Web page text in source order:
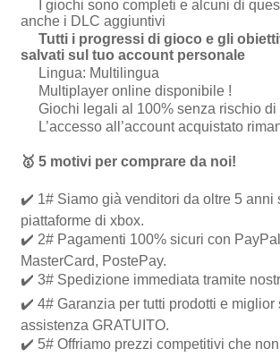
I giochi sono completi e alcuni di
anche i DLC aggiuntivi
Tutti i progressi di gioco e gli
salvati sul tuo account personale
Lingua: Multilingua
Multiplayer online disponibile !
Giochi legali al 100% senza rischio di
L’accesso all’account acquistato
🥇 5 motivi per comprare da noi!
✔️ 1# Siamo già venditori da oltre 5 anni
piattaforme di xbox.
✔️ 2# Pagamenti 100% sicuri con
MasterCard, PostePay.
✔️ 3# Spedizione immediata tramite
✔️ 4# Garanzia per tutti prodotti e miglior
assistenza GRATUITO.
✔️ 5# Offriamo prezzi competitivi che